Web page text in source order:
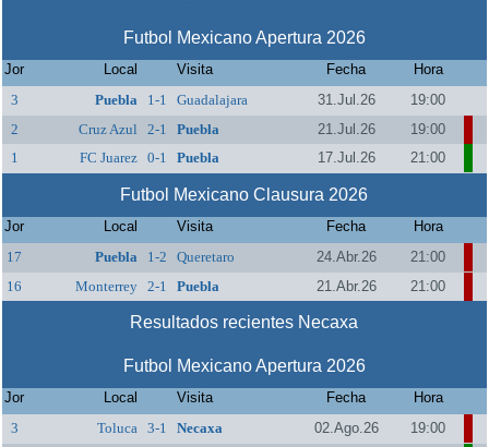
Futbol Mexicano Apertura 2026
Jor Local Visita Fecha
Hora
3
Puebla 1-1 Guadalajara 31.Jul.26
19:00
2
Cruz Azul 2-1 Puebla 21.Jul.26
19:00
1
FC Juarez 0-1 Puebla 17.Jul.26 21:00
Futbol Mexicano Clausura 2026
Jor Local Visita Fecha
Hora
17
Puebla 1-2 Queretaro 24.Abr.26
21:00
16
Monterrey 2-1 Puebla 21.Abr.26 21:00
Resultados recientes Necaxa
Futbol Mexicano Apertura 2026
Jor Local Visita Fecha
Hora
3
Toluca 3-1 Necaxa 02.Ago.26
19:00